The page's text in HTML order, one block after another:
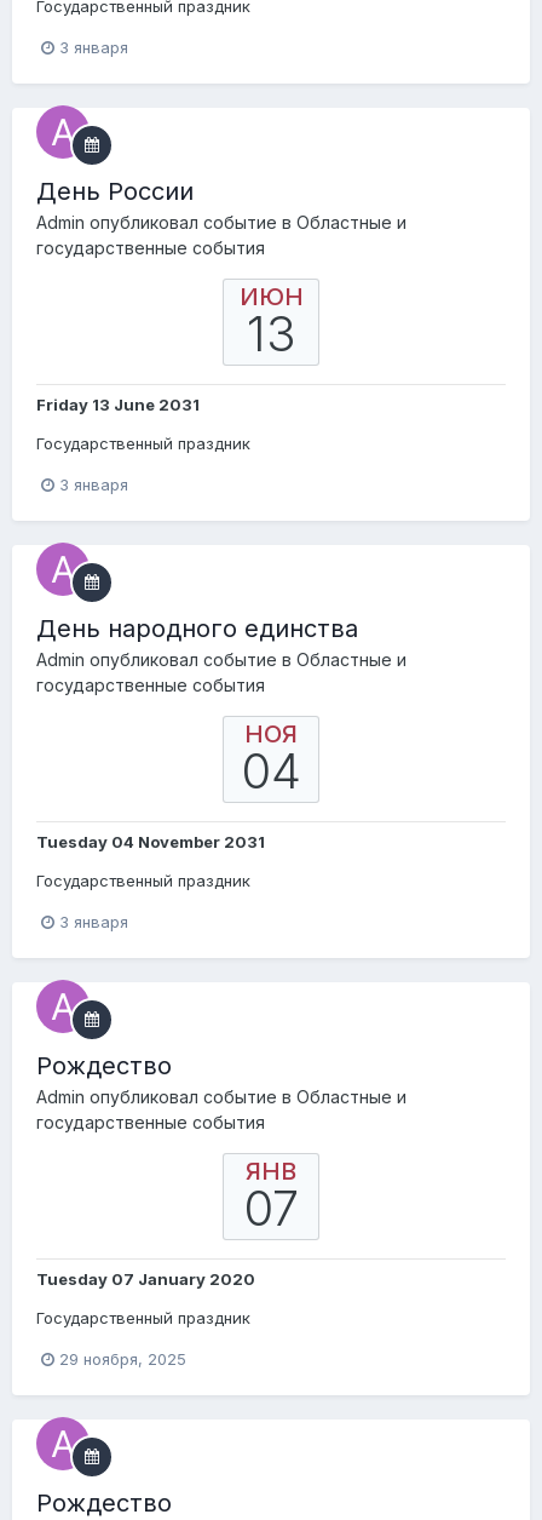
Государственный праздник
3 января
День России
Admin опубликовал событие в Областные и
государственные события
ИЮН
13
Friday 13 June 2031
Государственный праздник
3 января
День народного единства
Admin опубликовал событие в Областные и
государственные события
НОЯ
04
Tuesday 04 November 2031
Государственный праздник
3 января
Pождество
Admin опубликовал событие в Областные и
государственные события
ЯНВ
07
Tuesday 07 January 2020
Государственный праздник
29 ноября, 2025
Pождество